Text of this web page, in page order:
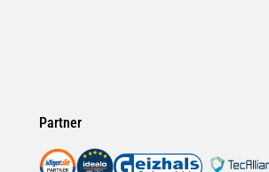
Partner